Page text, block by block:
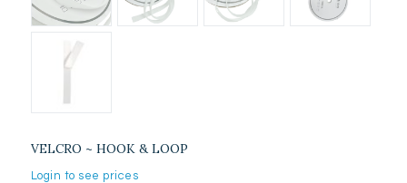
VELCRO ~ HOOK & LOOP
Login to see prices